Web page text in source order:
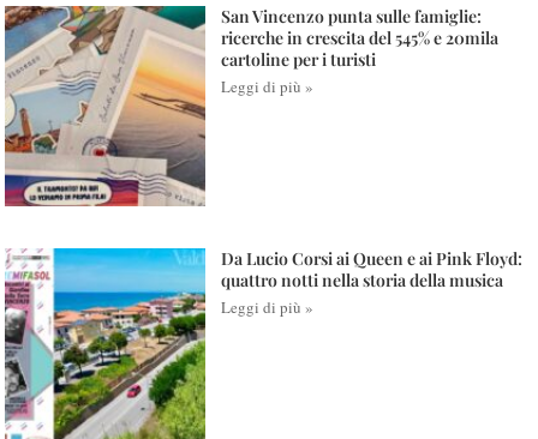
San Vincenzo punta sulle famiglie:
ricerche in crescita del 545% e 20mila
cartoline per i turisti
Leggi di più »
Da Lucio Corsi ai Queen e ai Pink Floyd:
quattro notti nella storia della musica
Leggi di più »